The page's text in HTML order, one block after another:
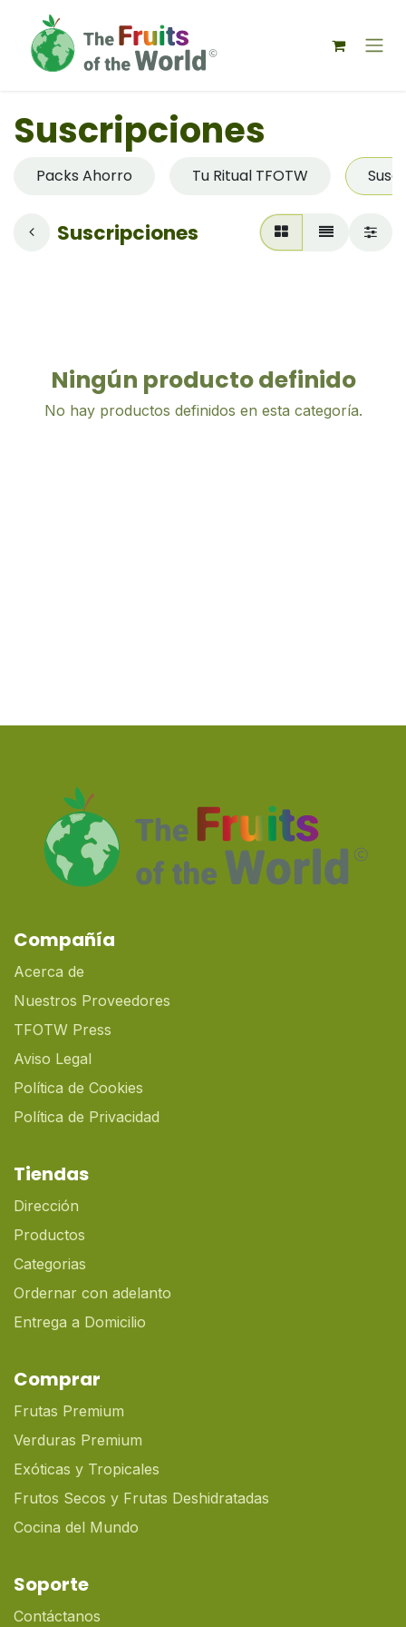
Suscripciones
Packs Ahorro Tu Ritual TFOTW
Suscripciones
Ningún producto definido
No hay productos definidos en esta categoría.
Compañía
Acerca de
Nuestros Proveedores
TFOTW Press
Aviso Legal
Política de Cookies
Política de Privacidad
Tiendas
Dirección
Productos
Categorias
Ordernar con adelanto
Entrega a Domicilio
Comprar
Frutas Premium
Verduras Premium
Exóticas y Tropicales
Frutos Secos y Frutas Deshidratadas
Cocina del Mundo
Soporte
Contáctanos